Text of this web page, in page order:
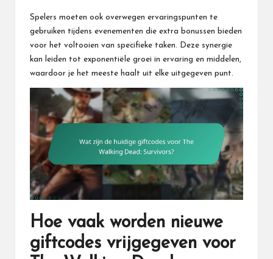
Spelers moeten ook overwegen ervaringspunten te
gebruiken tijdens evenementen die extra bonussen bieden
voor het voltooien van specifieke taken. Deze synergie
kan leiden tot exponentiële groei in ervaring en middelen,
waardoor je het meeste haalt uit elke uitgegeven punt.
Hoe vaak worden nieuwe
giftcodes vrijgegeven voor